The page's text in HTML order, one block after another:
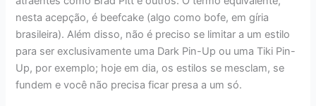
nesta acepção, é beefcake (algo como bofe, em gíria
brasileira). Além disso, não é preciso se limitar a um estilo
para ser exclusivamente uma Dark Pin-Up ou uma Tiki Pin-
Up, por exemplo; hoje em dia, os estilos se mesclam, se
fundem e você não precisa ficar presa a um só.